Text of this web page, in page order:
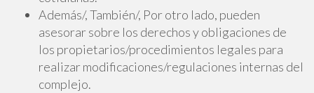
Además/, También/, Por otro lado, pueden
asesorar sobre los derechos y obligaciones de
los propietarios/procedimientos legales para
realizar modificaciones/regulaciones internas del
complejo.